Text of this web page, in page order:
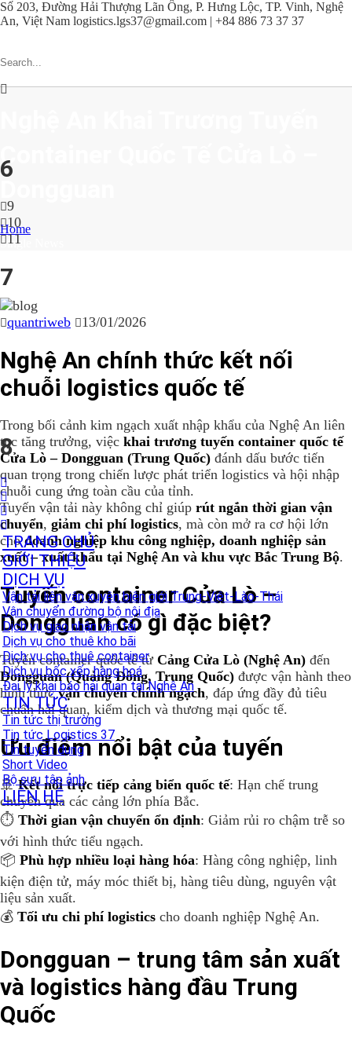
Số 203, Đường Hải Thượng Lãn Ông, P. Hưng Lộc, TP. Vinh, Nghệ
An, Việt Nam logistics.lgs37@gmail.com | +84 886 73 37 37
6
9
10
11
7
8
TRANG CHỦ
GIỚI THIỆU
DỊCH VỤ
Vận tải liên vận xuyên biên giới Trung-Việt-Lào-Thái
Vận chuyển đường bộ nội địa
Dịch vụ giao nhận vận tải
Dịch vụ cho thuê kho bãi
Dịch vụ cho thuê container
Dịch vụ bốc xếp hàng hoá
Đại lý khai báo hải quan tại Nghệ An
TIN TỨC
Tin tức thị trường
Tin tức Logistics 37
Tin tuyển dụng
Short Video
Bộ sưu tập ảnh
LIÊN HỆ
Container Quốc Tế Cửa Lò –
Home
Single News
quantriweb 13/01/2026
Nghệ An chính thức kết nối
chuỗi logistics quốc tế
Trong bối cảnh kim ngạch xuất nhập khẩu của Nghệ An liên
tục tăng trưởng, việc khai trương tuyến container quốc tế
Cửa Lò – Dongguan (Trung Quốc) đánh dấu bước tiến
quan trọng trong chiến lược phát triển logistics và hội nhập
chuỗi cung ứng toàn cầu của tỉnh.
Tuyến vận tải này không chỉ giúp rút ngắn thời gian vận
chuyển, giảm chi phí logistics, mà còn mở ra cơ hội lớn
chodoanh nghiệp khu công nghiệp, doanh nghiệp sản
xuất – xuất khẩu tại Nghệ An và khu vực Bắc Trung Bộ.
Tuyến container Cửa Lò –
Dongguan có gì đặc biệt?
Tuyến container quốc tế từ Cảng Cửa Lò (Nghệ An) đến
Dongguan (Quảng Đông, Trung Quốc) được vận hành theo
hình thứcvận chuyển chính ngạch, đáp ứng đầy đủ tiêu
chuẩn hải quan, kiểm dịch và thương mại quốc tế.
Ưu điểm nổi bật của tuyến
🚢Kết nối trực tiếp cảng biển quốc tế: Hạn chế trung
chuyển qua các cảng lớn phía Bắc.
⏱️ Thời gian vận chuyển ổn định: Giảm rủi ro chậm trễ so
với hình thức tiểu ngạch.
📦 Phù hợp nhiều loại hàng hóa: Hàng công nghiệp, linh
kiện điện tử, máy móc thiết bị, hàng tiêu dùng, nguyên vật
liệu sản xuất.
💰 Tối ưu chi phí logistics cho doanh nghiệp Nghệ An.
Dongguan – trung tâm sản xuất
và logistics hàng đầu Trung
Quốc